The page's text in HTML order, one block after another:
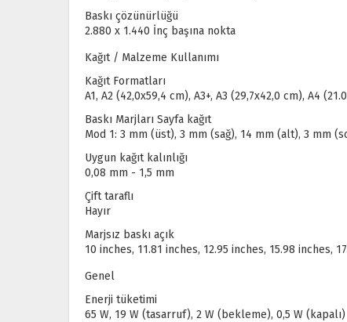
Baskı çözünürlüğü
2.880 x 1.440 İnç başına nokta
Kağıt / Malzeme Kullanımı
Kağıt Formatları
A1, A2 (42,0x59,4 cm), A3+, A3 (29,7x42,0 cm), A4
Baskı Marjları Sayfa kağıt
Mod 1: 3 mm (üst), 3 mm (sağ), 14 mm (alt), 3 mm
Uygun kağıt kalınlığı
0,08 mm - 1,5 mm
Çift taraflı
Hayır
Marjsız baskı açık
10 inches, 11.81 inches, 12.95 inches, 15.98 inches,
Genel
Enerji tüketimi
65 W, 19 W (tasarruf), 2 W (bekleme), 0,5 W (kapalı)